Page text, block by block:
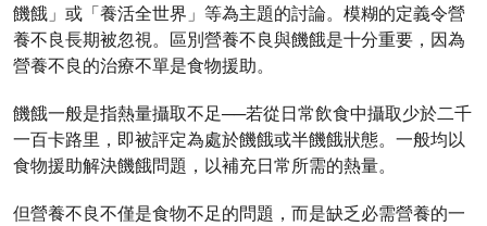
饑餓」或「養活全世界」等為主題的討論。模糊的定義令營
養不良長期被忽視。區別營養不良與饑餓是十分重要，因為
營養不良的治療不單是食物援助。
饑餓一般是指熱量攝取不足──若從日常飲食中攝取少於二千
一百卡路里，即被評定為處於饑餓或半饑餓狀態。一般均以
食物援助解決饑餓問題，以補充日常所需的熱量。
但營養不良不僅是食物不足的問題，而是缺乏必需營養的一